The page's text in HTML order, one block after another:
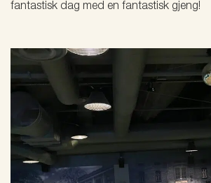
fantastisk dag med en fantastisk gjeng!